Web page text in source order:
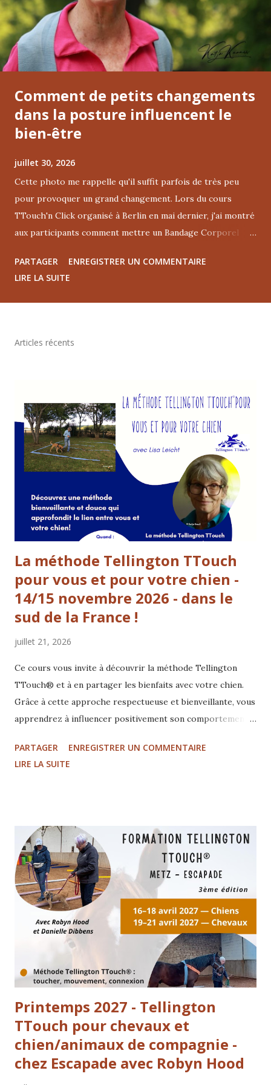
Comment de petits changements
dans la posture influencent le
bien-être
juillet 30, 2026
Cette photo me rappelle qu'il suffit parfois de très peu
pour provoquer un grand changement. Lors du cours
TTouch'n Click organisé à Berlin en mai dernier, j'ai montré
aux participants comment mettre un Bandage Corporel
ont été doucement invitées à glisser légèrement vers
l'arrière grâce à la légère tension de la bande élastique. Ma
cage thoracique s'est alors ouverte, sans aucun effort ni
raison que le sourire est venu tout naturellement. Cette
expérience confirme ce que j'observe depuis près de trente
ans avec la méthode Tellington : notre posture influence
notre état intérieur. Lorsque les tensions diminuent, que la
re...
PARTAGER
ENREGISTRER UN COMMENTAIRE
LIRE LA SUITE
Articles récents
La méthode Tellington TTouch
pour vous et pour votre chien -
14/15 novembre 2026 - dans le
sud de la France !
juillet 21, 2026
Ce cours vous invite à découvrir la méthode Tellington
TTouch® et à en partager les bienfaits avec votre chien.
Grâce à cette approche respectueuse et bienveillante, vous
apprendrez à influencer positivement son comportement
stress et en favorisant son bien-être ainsi que sa santé.
Vous développerez également votre capacité à renforcer
philosophie de la méthode Tellington TTouch® :
observation, habitudes, conscience, visualisation et
équilibre. Être à l’écoute et dans la compréhension de
votre chien : l’échange respectueux entre humain et chien.
Apprendre à reconnaître les signes de stress et
d’inconfort, tout en développant vos compétences et votre
confiance dans vos interactions avec lui. Se sentir bien dans
son corps : relâcher les tensions, stimuler les capacités na...
PARTAGER
ENREGISTRER UN COMMENTAIRE
LIRE LA SUITE
Printemps 2027 - Tellington
TTouch pour chevaux et
chien/animaux de compagnie -
chez Escapade avec Robyn Hood